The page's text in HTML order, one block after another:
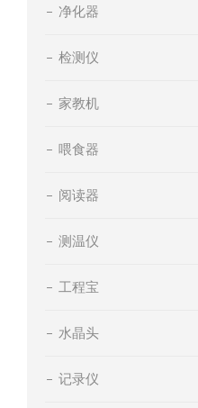
净化器
检测仪
家教机
喂食器
阅读器
测温仪
工程宝
水晶头
记录仪